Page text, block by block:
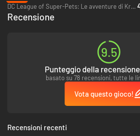
DC League of Super-Pets: Le avventure di Krypto e Asso - Xbox One & Xbox Series X|S
Recensione
9.5
Punteggio della
basato su 78 recensioni, tutte le
Vota questo gioco!
Recensioni recenti